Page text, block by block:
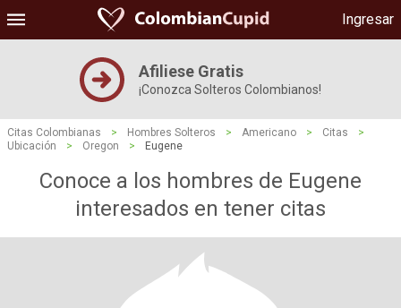
Ingresar
Afiliese Gratis
¡Conozca Solteros Colombianos!
Citas Colombianas > Hombres Solteros > Americano > Citas
>
Ubicación
> Oregon > Eugene
Conoce a los hombres de Eugene
interesados ​​en tener citas